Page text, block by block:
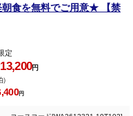
朝食を無料でご用意★ 【禁
定
13,200円
円